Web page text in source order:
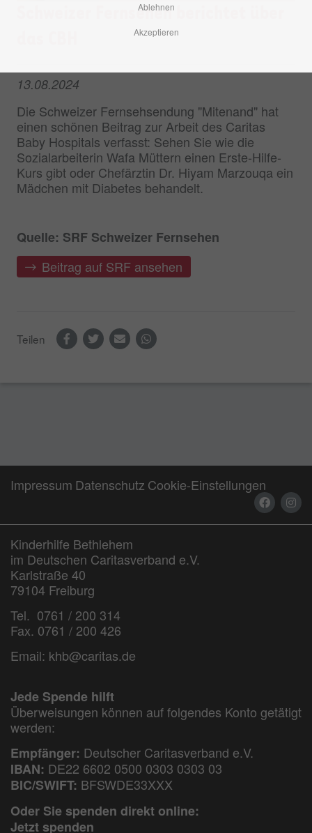
Schweizer Fernsehen berichtet über
13.08.2024
Die Schweizer Fernsehsendung "Mitenand" hat
einen schönen Beitrag zur Arbeit des Caritas
Baby Hospitals verfasst: Sehen Sie wie die
Sozialarbeiterin Wafa Müttern einen Erste-Hilfe-
Kurs gibt oder Chefärztin Dr. Hiyam Marzouqa ein
Mädchen mit Diabetes behandelt.
Quelle: SRF Schweizer Fernsehen
Beitrag auf SRF ansehen
Teilen
Impressum Datenschutz Cookie-Einstellungen
Kinderhilfe Bethlehem
im Deutschen Caritasverband e.V.
Karlstraße 40
79104 Freiburg
Tel. 0761 / 200 314
Fax. 0761 / 200 426
Email: khb@caritas.de
Jede Spende hilft
Überweisungen können auf folgendes Konto getätigt
werden:
Empfänger: Deutscher Caritasverband e.V.
IBAN: DE22 6602 0500 0303 0303 03
BIC/SWIFT: BFSWDE33XXX
Oder Sie spenden direkt online:
Jetzt spenden
Ablehnen
Akzeptieren